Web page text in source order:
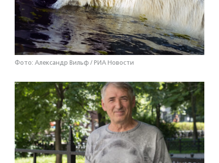
Фото: Александр Вильф / РИА Новости